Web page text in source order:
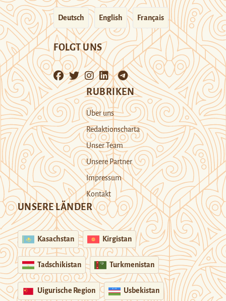
Deutsch English Français
FOLGT UNS
RUBRIKEN
Über uns
Redaktionscharta
Unser Team
Unsere Partner
Impressum
Kontakt
UNSERE LÄNDER
Kasachstan Kirgistan
Tadschikistan Turkmenistan
Uigurische Region Usbekistan